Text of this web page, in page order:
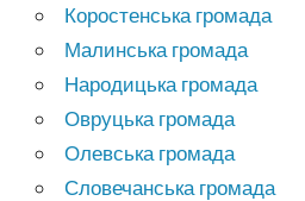
Коростенська громада
Малинська громада
Народицька громада
Овруцька громада
Олевська громада
Словечанська громада